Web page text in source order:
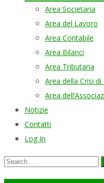
Area Societaria
Area del Lavoro
Area Contabile
Area Bilanci
Area Tributaria
Area della Crisi
Area
Notizie
Contatti
Log In
Search